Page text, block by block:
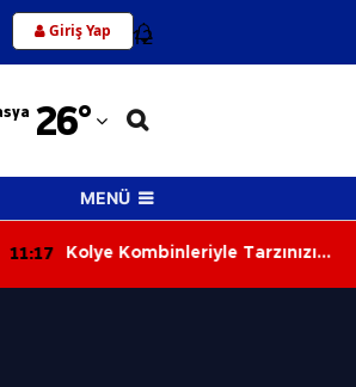
Giriş Yap 12
26°
Amasya
MENÜ
11:17
Kolye Kombinleriyle Tarzınızı